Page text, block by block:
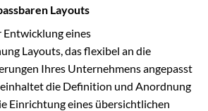
Layouts
Entwicklung eines
Layouts, das flexibel an die
Ihres Unternehmens angepasst
die Definition und Anordnung
Einrichtung eines übersichtlichen